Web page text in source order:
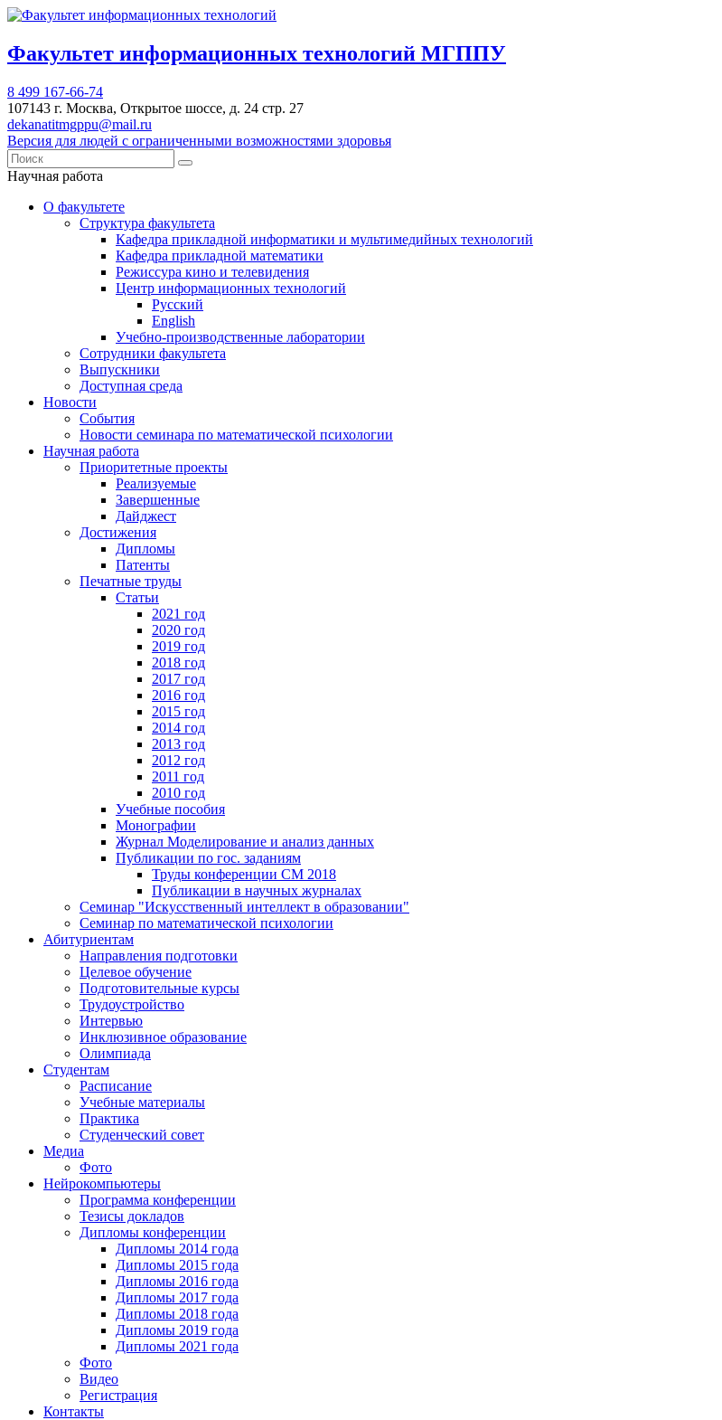
Факультет информационных технологий МГППУ
8 499 167-66-74
107143 г. Москва, Открытое шоссе, д. 24 стр. 27
dekanatitmgppu@mail.ru
Версия для людей с ограниченными возможностями здоровья
Научная работа
О факультете
Структура факультета
Кафедра прикладной информатики и мультимедийных технологий
Кафедра прикладной математики
Режиссура кино и телевидения
Центр информационных технологий
Русский
English
Учебно-производственные лаборатории
Сотрудники факультета
Выпускники
Доступная среда
Новости
События
Новости семинара по математической психологии
Научная работа
Приоритетные проекты
Реализуемые
Завершенные
Дайджест
Достижения
Дипломы
Патенты
Печатные труды
Статьи
2021 год
2020 год
2019 год
2018 год
2017 год
2016 год
2015 год
2014 год
2013 год
2012 год
2011 год
2010 год
Учебные пособия
Монографии
Журнал Моделирование и анализ данных
Публикации по гос. заданиям
Труды конференции CM 2018
Публикации в научных журналах
Семинар "Искусственный интеллект в образовании"
Семинар по математической психологии
Абитуриентам
Направления подготовки
Целевое обучение
Подготовительные курсы
Трудоустройство
Интервью
Инклюзивное образование
Олимпиада
Студентам
Расписание
Учебные материалы
Практика
Студенческий совет
Медиа
Фото
Нейрокомпьютеры
Программа конференции
Тезисы докладов
Дипломы конференции
Дипломы 2014 года
Дипломы 2015 года
Дипломы 2016 года
Дипломы 2017 года
Дипломы 2018 года
Дипломы 2019 года
Дипломы 2021 года
Фото
Видео
Регистрация
Контакты